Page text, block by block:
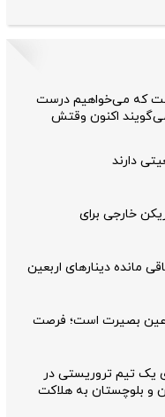
۴۷ سال است که می‌خواهیم درست
اکنون وقتش
دارند
خارجی برای
مانده دینارهای اربعین
عین بصیرت است؛ فرصت
یک تیم تروریستی در
بلوچستان به هلاکت